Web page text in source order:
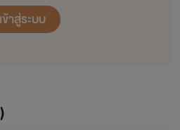
เข้าสู่ระบบ
)